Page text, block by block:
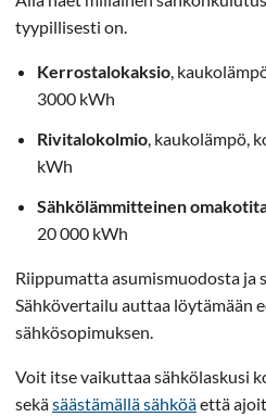
tyypillisesti on.
Kerrostalokaksio,
3000 kWh
Rivitalokolmio, kaukolämpö,
kWh
Sähkölämmitteinen
20 000 kWh
Riippumatta asumismuodosta ja
Sähkövertailu auttaa löytämään
sähkösopimuksen.
Voit itse vaikuttaa sähkölaskusi
sekäsäästämällä sähköäettä